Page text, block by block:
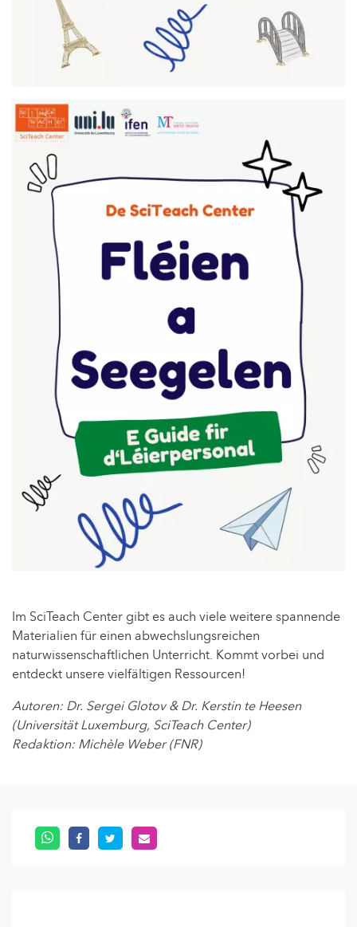
Im SciTeach Center gibt es auch viele weitere spannende
Materialien für einen abwechslungsreichen
naturwissenschaftlichen Unterricht. Kommt vorbei und
entdeckt unsere vielfältigen Ressourcen!
Autoren: Dr. Sergei Glotov & Dr. Kerstin te Heesen
(Universität Luxemburg, SciTeach Center)
Redaktion: Michèle Weber (FNR)